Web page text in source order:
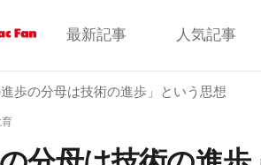
最新記事 人気記事
進歩の分母は技術の進歩」という思想